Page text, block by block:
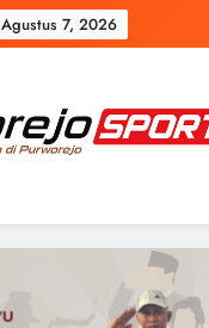
Agustus 7, 2026